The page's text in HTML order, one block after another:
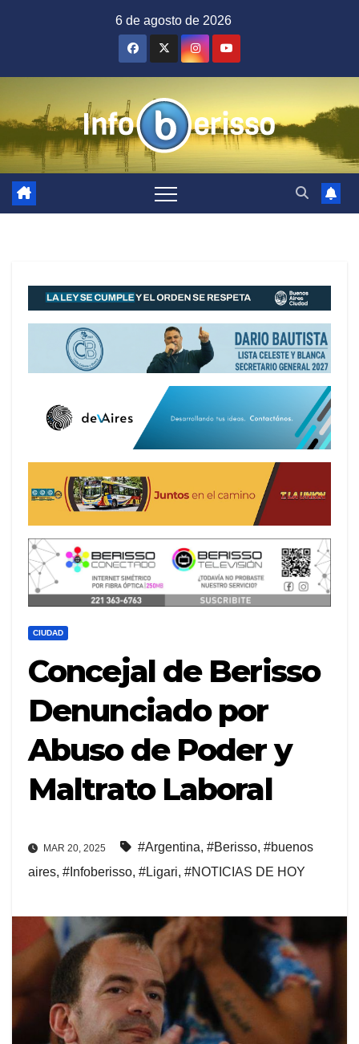
6 de agosto de 2026
CIUDAD
Concejal de Berisso
Denunciado por
Abuso de Poder y
Maltrato Laboral
MAR 20, 2025 #Argentina, #Berisso, #buenos
aires, #Infoberisso, #Ligari, #NOTICIAS DE HOY